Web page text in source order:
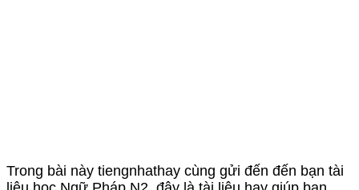
Trong bài này tiengnhathay cùng gửi đến đến bạn tài